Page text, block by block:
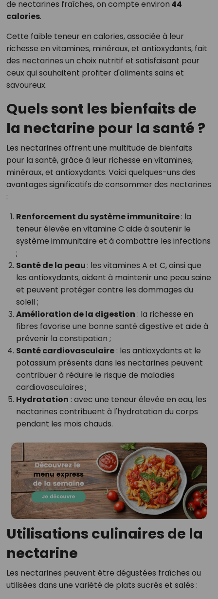
de nectarines fraîches, on compte environ 44
calories.
Cette faible teneur en calories, associée à leur
richesse en vitamines, minéraux, et antioxydants, fait
des nectarines un choix nutritif et satisfaisant pour
ceux qui souhaitent profiter d'aliments sains et
savoureux.
Quels sont les bienfaits de
la nectarine pour la santé ?
Les nectarines offrent une multitude de bienfaits
pour la santé, grâce à leur richesse en vitamines,
minéraux, et antioxydants. Voici quelques-uns des
avantages significatifs de consommer des nectarines
:
Renforcement du système immunitaire: la
teneur élevée en vitamine C aide à soutenir le
système immunitaire et à combattre les infections
;
Santé de la peau : les vitamines A et C, ainsi que
les antioxydants, aident à maintenir une peau saine
et peuvent protéger contre les dommages du
soleil ;
Amélioration de la digestion : la richesse en
fibres favorise une bonne santé digestive et aide à
prévenir la constipation ;
Santé cardiovasculaire: les antioxydants et le
potassium présents dans les nectarines peuvent
contribuer à réduire le risque de maladies
cardiovasculaires ;
Hydratation : avec une teneur élevée en eau, les
nectarines contribuent à l'hydratation du corps
pendant les mois chauds.
Utilisations culinaires de la
nectarine
Les nectarines peuvent être dégustées fraîches ou
utilisées dans une variété de plats sucrés et salés :